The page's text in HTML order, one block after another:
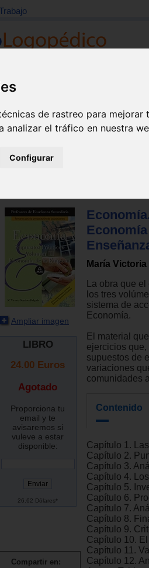
de rastreo para
analizar el tráfico en nuestra
Configurar
Ampliar imagen
LIBRO
24.00 Euros
Agotado
Proporciona tu
email y te
avisaremos si
vuleve a estar
disponible:
26.62 Dólares*
Compartir en:
María
La obra que
los tres
sistema de
Economía.
El material
ejercicios
supuestos de
variaciones
comunidades
Contenido
Capítulo 1.
Capítulo 2.
Capítulo 3.
Capítulo 4.
Capítulo 5.
Capítulo 6.
Capítulo 7.
Capítulo 8.
Capítulo 9.
Capítulo 10.
Capítulo 11.
Capítulo 12.